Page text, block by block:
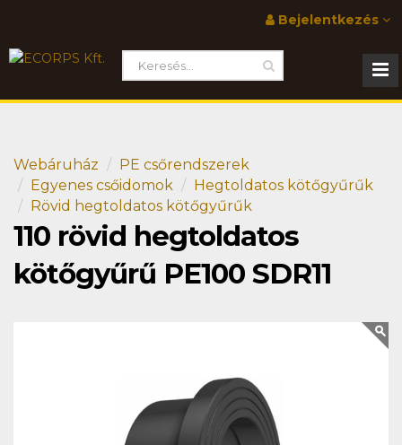
Bejelentkezés
Webáruház
PE csőrendszerek
Egyenes csőidomok
Hegtoldatos kötőgyűrűk
Rövid hegtoldatos kötőgyűrűk
110 rövid hegtoldatos
kötőgyűrű PE100 SDR11